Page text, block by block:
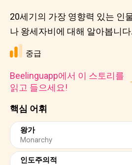
핵심 어휘
왕가
Monarchy
인도주의적
20세기의 가장 영향력 있는 인
나 왕세자비에 대해 알아봅니다.
중급
Beelinguapp에서 이 스토리를
읽고 들으세요!